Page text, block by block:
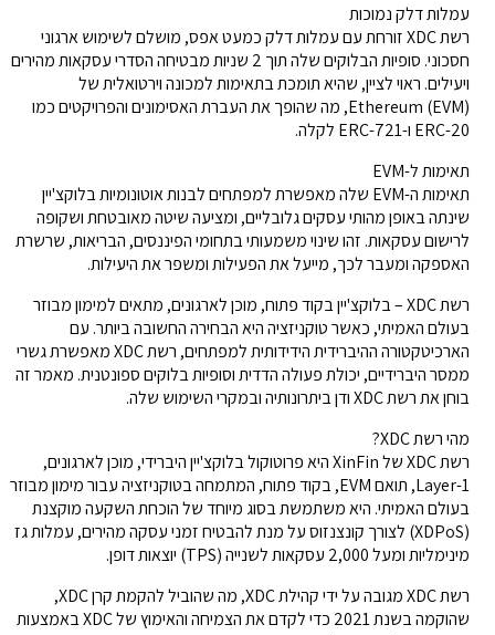
עמלות דלק נמוכות
רשת XDC זורחת עם עמלות דלק כמעט אפס, מושלם לשימוש ארגוני
חסכוני. סופיות הבלוקים שלה תוך 2 שניות מבטיחה הסדרי עסקאות מהירים
ויעילים. ראוי לציין, שהיא תומכת בתאימות למכונה וירטואלית של
Ethereum (EVM), מה שהופך את העברת האסימונים והפרויקטים כמו
ERC-20 ו-ERC-721 לקלה.
תאימות ל-EVM
תאימות ה-EVM שלה מאפשרת למפתחים לבנות אוטונומיות בלוקצ'יין
שינתה באופן מהותי עסקים גלובליים, ומציעה שיטה מאובטחת ושקופה
לרישום עסקאות. זהו שינוי משמעותי בתחומי הפיננסים, הבריאות, שרשרת
האספקה ומעבר לכך, מייעל את הפעילות ומשפר את היעילות.
רשת XDC – בלוקצ'יין בקוד פתוח, מוכן לארגונים, מתאים למימון מבוזר
בעולם האמיתי, כאשר טוקניזציה היא הבחירה החשובה ביותר. עם
הארכיטקטורה ההיברידית הידידותית למפתחים, רשת XDC מאפשרת גשרי
ממסר היברידיים, יכולת פעולה הדדית וסופיות בלוקים ספונטנית. מאמר זה
בוחן את רשת XDC ודן ביתרונותיה ובמקרי השימוש שלה.
מהי רשת XDC?
רשת XDC של XinFin היא פרוטוקול בלוקצ'יין היברידי, מוכן לארגונים,
Layer-1, תואם EVM, בקוד פתוח, המתמחה בטוקניזציה עבור מימון מבוזר
בעולם האמיתי. היא משתמשת בסוג מיוחד של הוכחת השקעה מוקצנת
(XDPoS) לצורך קונצנזוס על מנת להבטיח זמני עסקה מהירים, עמלות גז
מינימליות ומעל 2,000 עסקאות לשנייה (TPS) יוצאות דופן.
רשת XDC מגובה על ידי קהילת XDC, מה שהוביל להקמת קרן XDC,
שהוקמה בשנת 2021 כדי לקדם את הצמיחה והאימוץ של XDC באמצעות